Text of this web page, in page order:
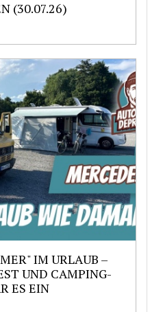
(30.07.26)
IM URLAUB –
UND CAMPING-
ES EIN